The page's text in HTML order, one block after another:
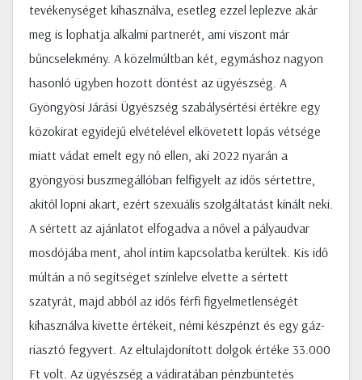
tevékenységet kihasználva, esetleg ezzel leplezve akár
meg is lophatja alkalmi partnerét, ami viszont már
bűncselekmény. A közelmúltban két, egymáshoz nagyon
hasonló ügyben hozott döntést az ügyészség. A
Gyöngyösi Járási Ügyészség szabálysértési értékre egy
közokirat egyidejű elvételével elkövetett lopás vétsége
miatt vádat emelt egy nő ellen, aki 2022 nyarán a
gyöngyösi buszmegállóban felfigyelt az idős sértettre,
akitől lopni akart, ezért szexuális szolgáltatást kínált neki.
A sértett az ajánlatot elfogadva a nővel a pályaudvar
mosdójába ment, ahol intim kapcsolatba kerültek. Kis idő
múltán a nő segítséget színlelve elvette a sértett
szatyrát, majd abból az idős férfi figyelmetlenségét
kihasználva kivette értékeit, némi készpénzt és egy gáz-
riasztó fegyvert. Az eltulajdonított dolgok értéke 33.000
Ft volt. Az ügyészség a vádiratában pénzbüntetés